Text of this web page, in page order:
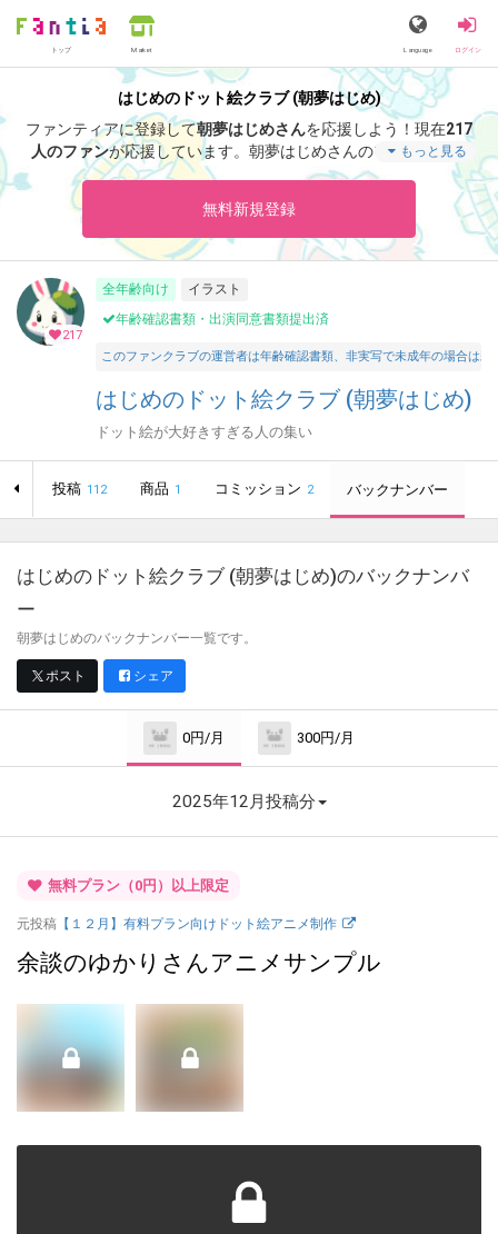
トップ Market Language ログイン
はじめのドット絵クラブ (朝夢はじめ)
ファンティアに登録して朝夢はじめさんを応援しよう！ 現在217
人のファンが応援しています。 朝夢はじめさんのファンクラブ
「
朝夢はじめ」では、「 【8月】暑い
」などの特別なコンテンツ
もっと見る
無料新規登録
217
全年齢向け
イラスト
年齢確認書類・出演同意書類提出済
このファンクラブの運営者は年齢確認書類、非実写で未成年の場合は
はじめのドット絵クラブ (朝夢はじめ)
ドット絵が大好きすぎる人の集い
2 投稿 112 商品 1 コミッション 2 バックナンバー
はじめのドット絵クラブ (朝夢はじめ)のバックナンバ
ー
朝夢はじめのバックナンバー一覧です。
ポスト シェア
0円/月 300円/月
2025年12月投稿分
無料プラン（0円）以上限定
元投稿 【１２月】有料プラン向けドット絵アニメ制作
余談のゆかりさんアニメサンプル